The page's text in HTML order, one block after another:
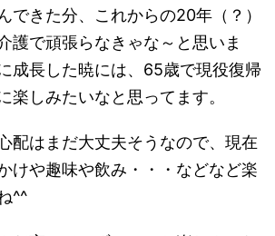
できた分、これからの20年（？）
護で頑張らなきゃな～と思いま
成長した暁には、65歳で現役復帰
楽しみたいなと思ってます。
配はまだ大丈夫そうなので、現在
けや趣味や飲み・・・などなど楽
^^